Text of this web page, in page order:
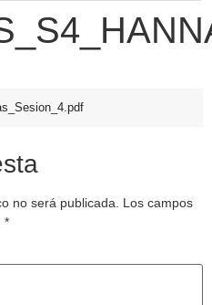
no será publicada.
Los campos
*